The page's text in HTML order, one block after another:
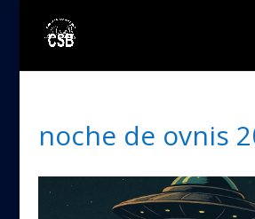
noche de ovnis